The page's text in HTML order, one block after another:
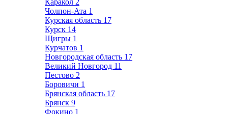
Каракол 2
Чолпон-Ата 1
Курская область 17
Курск 14
Щигры 1
Курчатов 1
Новгородская область 17
Великий Новгород 11
Пестово 2
Боровичи 1
Брянская область 17
Брянск 9
Фокино 1